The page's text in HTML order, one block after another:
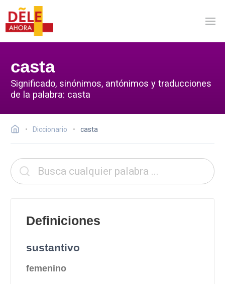
casta
Significado, sinónimos, antónimos y traducciones
de la palabra: casta
Diccionario casta
Definiciones
sustantivo
femenino